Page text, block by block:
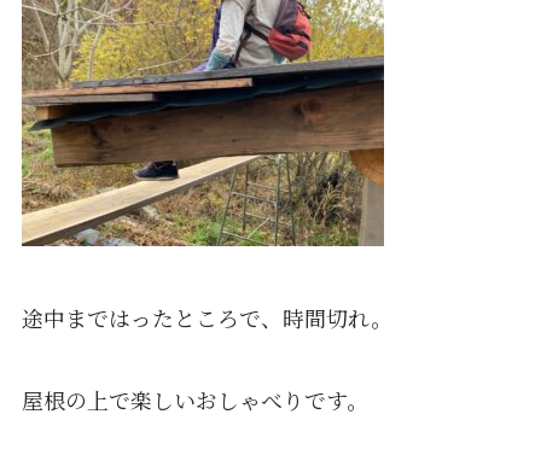
途中まではったところで、時間切れ。
屋根の上で楽しいおしゃべりです。